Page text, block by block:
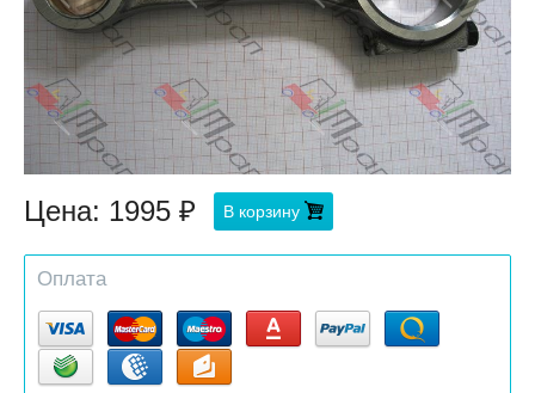
Цена: 1995 В корзину
Оплата